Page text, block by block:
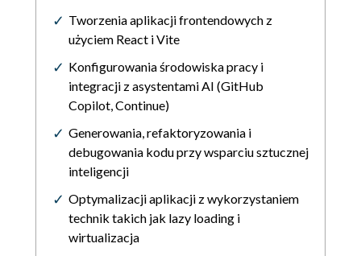
Tworzenia aplikacji frontendowych z
użyciem React i Vite
Konfigurowania środowiska pracy i
integracji z asystentami AI (GitHub
Copilot, Continue)
Generowania, refaktoryzowania i
debugowania kodu przy wsparciu sztucznej
inteligencji
Optymalizacji aplikacji z wykorzystaniem
technik takich jak lazy loading i
wirtualizacja